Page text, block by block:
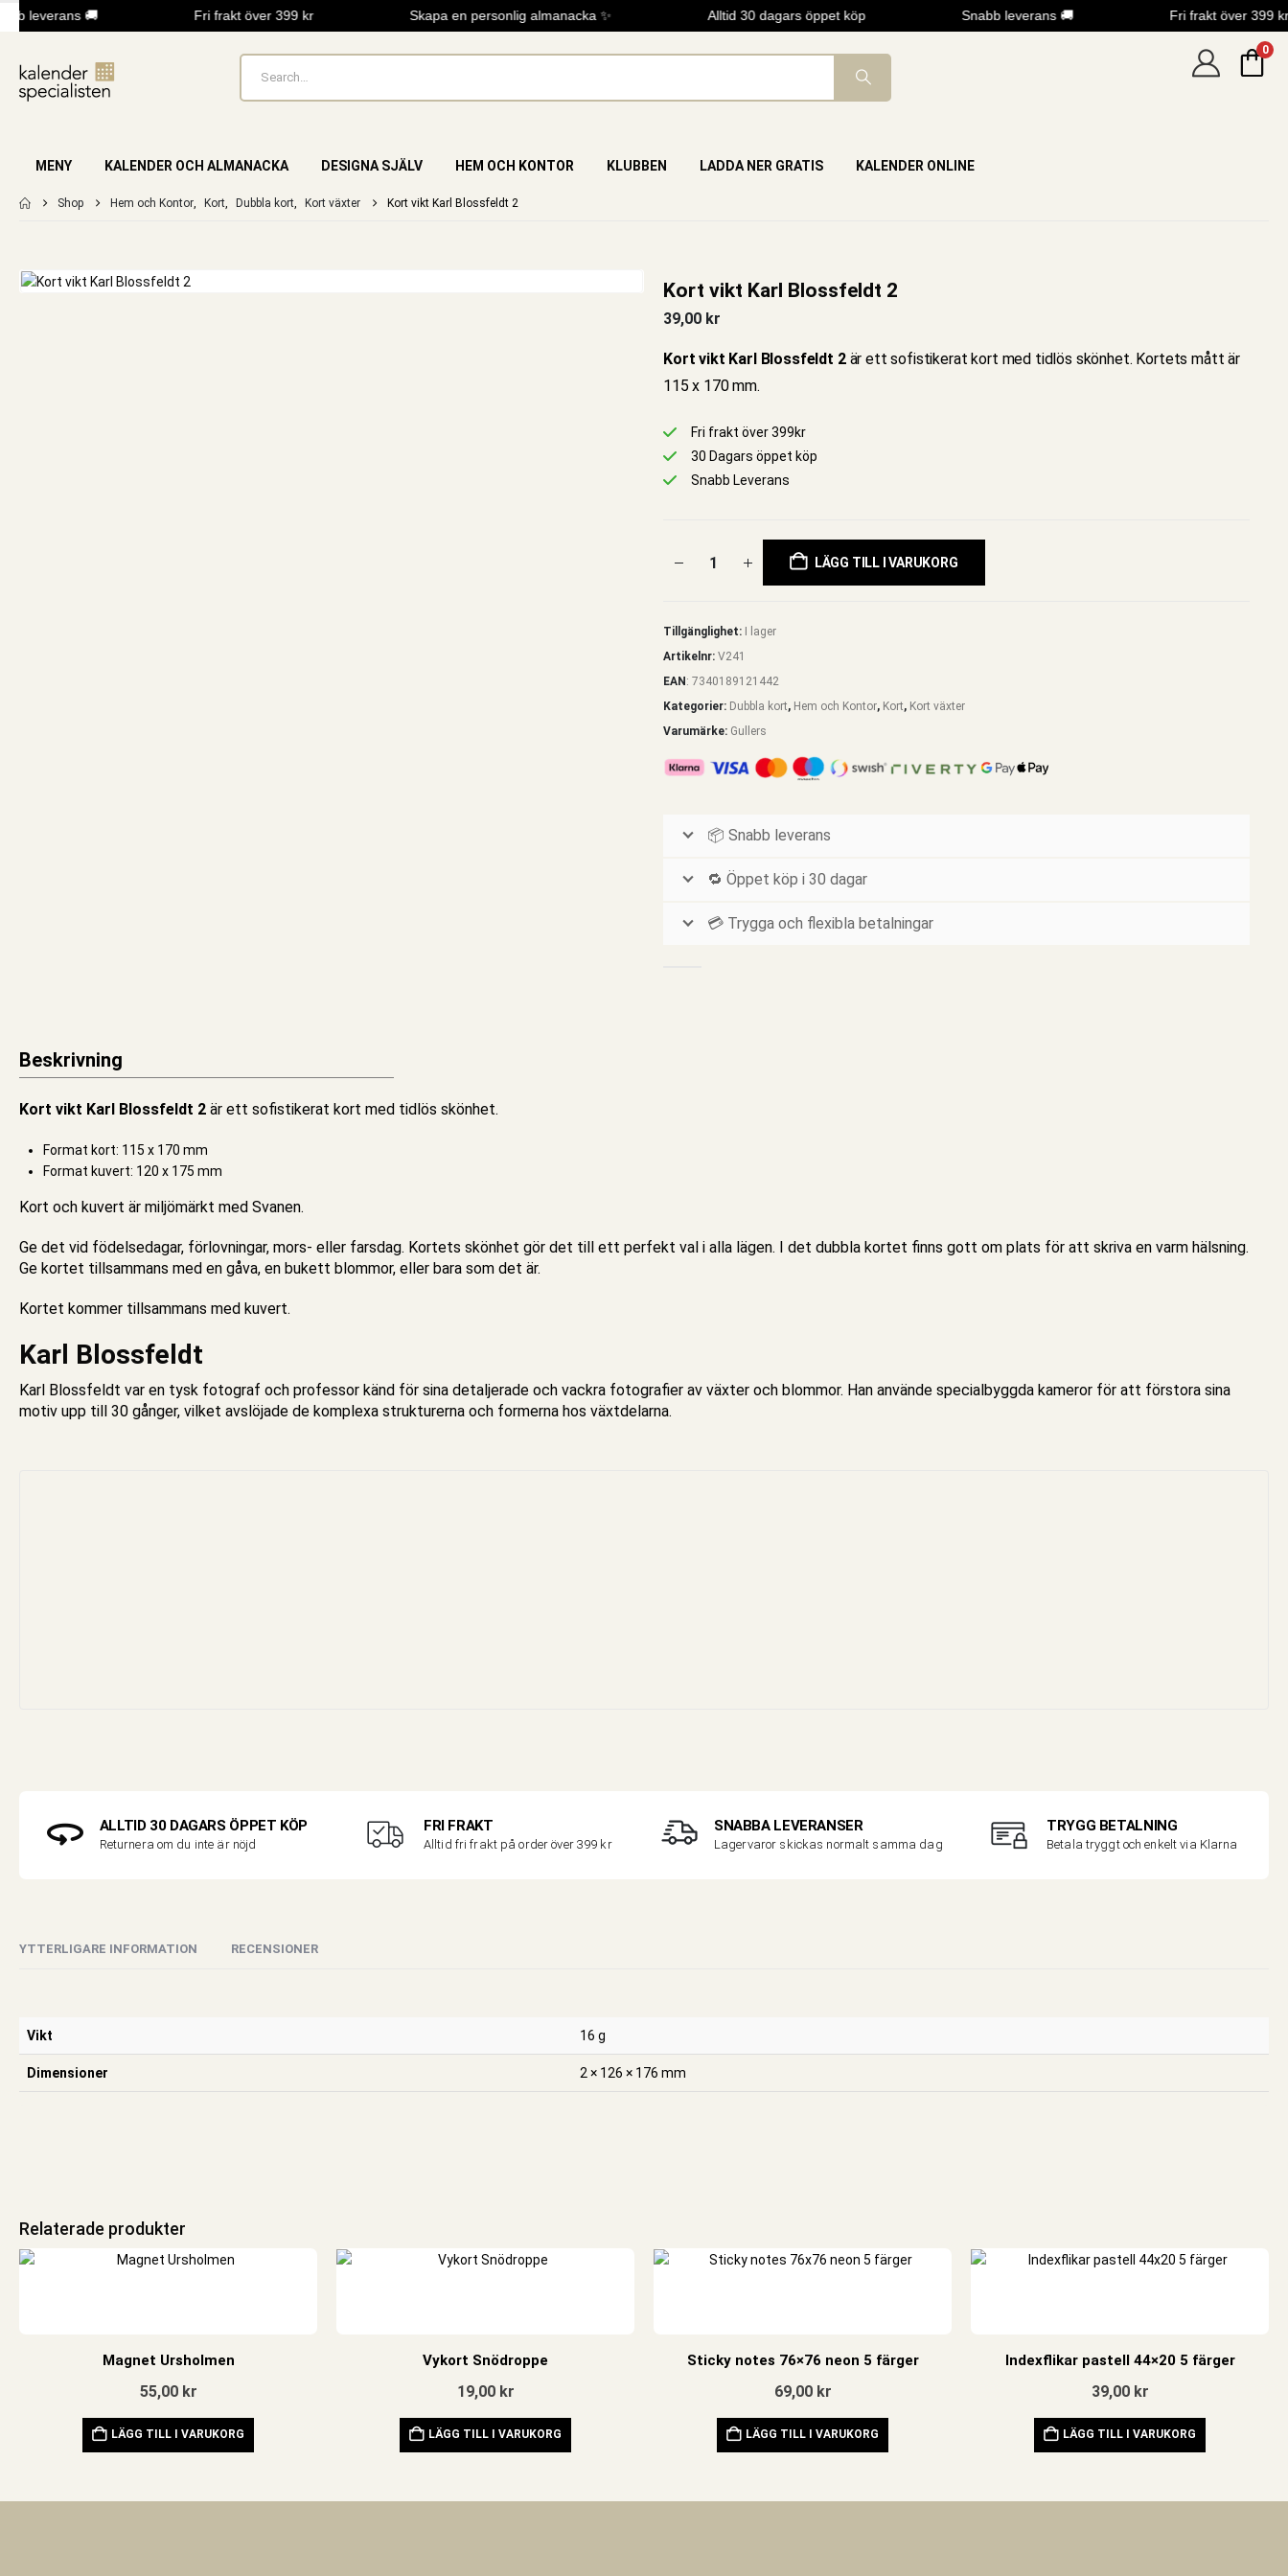
leverans 🚚 Fri frakt över 399 kr Skapa en personlig almanacka ✨ Alltid 30 dagars öppet köp Snabb leverans 🚚 Fri frakt över 399 kr
0
MENY KALENDER OCH ALMANACKA DESIGNA SJÄLV HEM OCH KONTOR KLUBBEN LADDA NER GRATIS KALENDER ONLINE
Shop Hem och Kontor, Kort, Dubbla kort, Kort växter Kort vikt Karl Blossfeldt 2
Kort vikt Karl Blossfeldt 2
39,00 kr
Kort vikt Karl Blossfeldt 2är ett sofistikerat kort med tidlös skönhet. Kortets mått är
115 x 170 mm.
Fri frakt över 399kr
30 Dagars öppet köp
Snabb Leverans
LÄGG TILL I VARUKORG
Tillgänglighet:
I lager
Artikelnr: V241
EAN : 7340189121442
Kategorier: Dubbla kort, Hem och Kontor, Kort, Kort växter
Varumärke: Gullers
📦 Snabb leverans
🔁 Öppet köp i 30 dagar
💳 Trygga och flexibla betalningar
Beskrivning
Kort vikt Karl Blossfeldt 2 är ett sofistikerat kort med tidlös skönhet.
Format kort: 115 x 170 mm
Format kuvert: 120 x 175 mm
Kort och kuvert är miljömärkt med Svanen.
Ge det vid födelsedagar, förlovningar, mors- eller farsdag. Kortets skönhet gör det till ett perfekt val i alla lägen. I det dubbla kortet finns gott om plats för att skriva en varm hälsning.
Ge kortet tillsammans med en gåva, en bukett blommor, eller bara som det är.
Kortet kommer tillsammans med kuvert.
Karl Blossfeldt
Karl Blossfeldt var en tysk fotograf och professor känd för sina detaljerade och vackra fotografier av växter och blommor. Han använde specialbyggda kameror för att förstora sina
motiv upp till 30 gånger, vilket avslöjade de komplexa strukturerna och formerna hos växtdelarna.
ALLTID 30 DAGARS ÖPPET KÖP
Returnera om du inte är nöjd
FRI FRAKT
Alltid fri frakt på order över 399 kr
SNABBA LEVERANSER
Lagervaror skickas normalt samma dag
TRYGG BETALNING
Betala tryggt och enkelt via Klarna
YTTERLIGARE INFORMATION RECENSIONER
Vikt 16 g
Dimensioner 2 × 126 × 176 mm
Relaterade produkter
Magnet Ursholmen
55,00 kr
LÄGG TILL I VARUKORG
Vykort Snödroppe
19,00 kr
LÄGG TILL I VARUKORG
Sticky notes 76×76 neon 5 färger
69,00 kr
LÄGG TILL I VARUKORG
Indexflikar pastell 44×20 5 färger
39,00 kr
LÄGG TILL I VARUKORG